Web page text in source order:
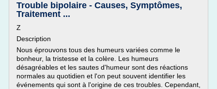
Trouble bipolaire - Causes, Symptômes,
Traitement ...
Z
Description
Nous éprouvons tous des humeurs variées comme le
bonheur, la tristesse et la colère. Les humeurs
désagréables et les sautes d'humeur sont des réactions
normales au quotidien et l'on peut souvent identifier les
événements qui sont à l'origine de ces troubles. Cependant,